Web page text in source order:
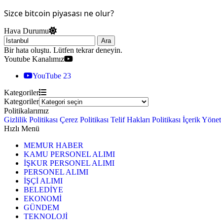
Sizce bitcoin piyasası ne olur?
Hava Durumu
Ara
Bir hata oluştu. Lütfen tekrar deneyin.
Youtube Kanalımız
YouTube 23
Kategoriler
Kategoriler
Politikalarımız
Gizlilik Politikası Çerez Politikası Telif Hakları Politikası İçerik
Hızlı Menü
MEMUR HABER
KAMU PERSONEL ALIMI
İŞKUR PERSONEL ALIMI
PERSONEL ALIMI
İŞÇİ ALIMI
BELEDİYE
EKONOMİ
GÜNDEM
TEKNOLOJİ